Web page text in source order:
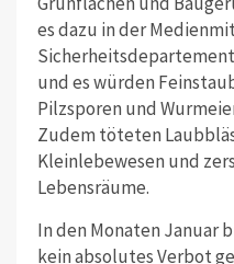
es dazu in der
und es würden
Pilzsporen und
Zudem töteten
Kleinlebewesen und
Lebensräume.
In den Monaten Januar
kein absolutes Verbot